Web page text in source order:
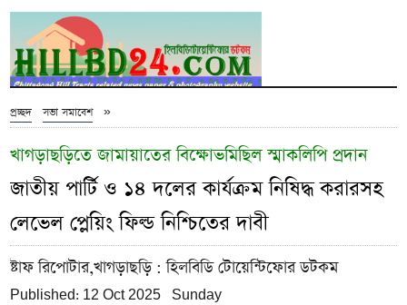
প্রচ্ছদ »
সভা সমাবেশ
খাগড়াছড়িতে জামায়াতের বিক্ষোভমিছিল স্মাকলিপি প্রদান
জাতীয় পার্টি ও ১৪ দলের কার্যক্রম নিষিদ্ধ করারসহ
লেভেল প্লেয়িং ফিল্ড নিশ্চিতের দাবী
ষ্টাফ রিপোটার,খাগড়াছড়ি: হিলবিডি টোয়েন্টিফোর ডটকম
Published: 12 Oct 2025 Sunday